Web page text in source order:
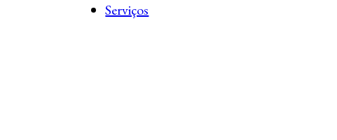
Serviços